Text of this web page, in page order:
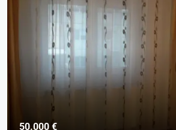
50.000 €